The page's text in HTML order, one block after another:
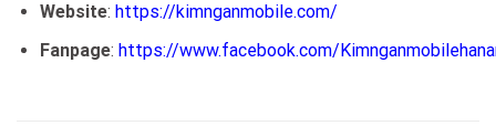
Website: https://kimnganmobile.com/
Fanpage: https://www.facebook.com/